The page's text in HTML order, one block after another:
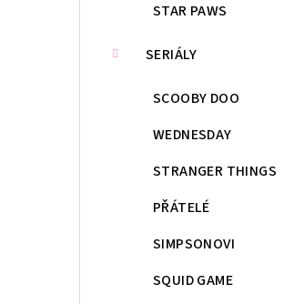
STAR PAWS
SERIÁLY
SCOOBY DOO
WEDNESDAY
STRANGER THINGS
PŘÁTELÉ
SIMPSONOVI
SQUID GAME